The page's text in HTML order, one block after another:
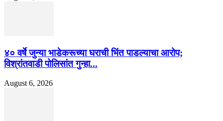
४० वर्षे जुन्या भाडेकरूच्या घराची भिंत पाडल्याचा आरोप;
विश्रांतवाडी पोलिसांत गुन्हा...
August 6, 2026